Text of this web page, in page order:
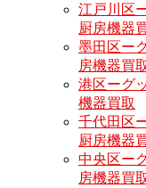
江戸川区
厨房機器
墨田区ー
房機器買
港区ーグ
機器買取
千代田区
厨房機器
中央区ー
房機器買